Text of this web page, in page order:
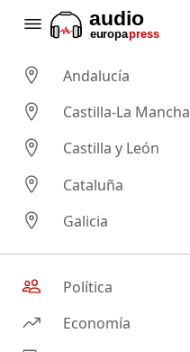
Andalucía
Castilla-La Mancha
Castilla y León
Cataluña
Galicia
Política
Economía